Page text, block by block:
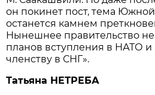
он покинет пост, тема
останется камнем
Нынешнее правительство не
планов вступления в НАТО и
членству в СНГ».
Татьяна НЕТРЕБА